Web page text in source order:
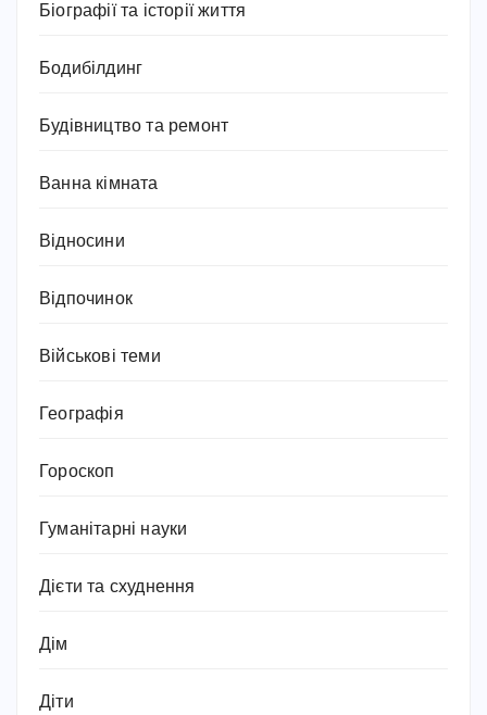
Біографії та історії життя
Бодибілдинг
Будівництво та ремонт
Ванна кімната
Відносини
Відпочинок
Військові теми
Географія
Гороскоп
Гуманітарні науки
Дієти та схуднення
Дім
Діти